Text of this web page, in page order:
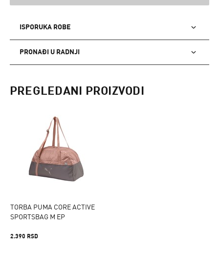
ISPORUKA ROBE
PRONAĐI U RADNJI
PREGLEDANI PROIZVODI
TORBA PUMA CORE ACTIVE
SPORTSBAG M EP
2.390 RSD